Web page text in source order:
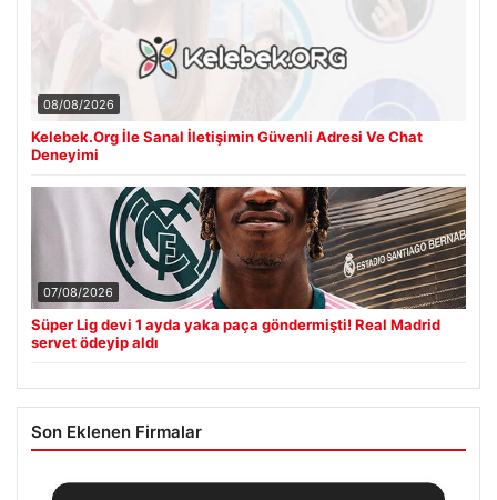
08/08/2026
Kelebek.Org İle Sanal İletişimin Güvenli Adresi Ve Chat
Deneyimi
07/08/2026
Süper Lig devi 1 ayda yaka paça göndermişti! Real Madrid
servet ödeyip aldı
Son Eklenen Firmalar